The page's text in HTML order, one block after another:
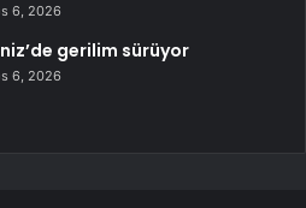
6, 2026
gerilim sürüyor
6, 2026